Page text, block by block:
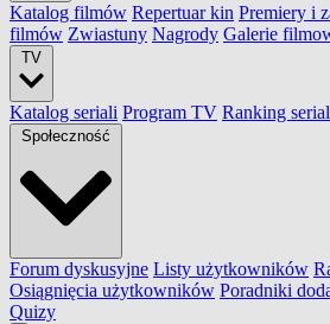
Katalog filmów Repertuar kin Premiery i
filmów Zwiastuny Nagrody Galerie
TV
Katalog seriali Program TV Ranking
Społeczność
Forum dyskusyjne Listy użytkowników
Osiągnięcia użytkowników Poradniki
Quizy